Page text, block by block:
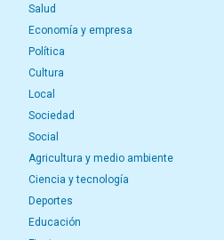
Salud
Economía y empresa
Política
Cultura
Local
Sociedad
Social
Agricultura y medio ambiente
Ciencia y tecnología
Deportes
Educación